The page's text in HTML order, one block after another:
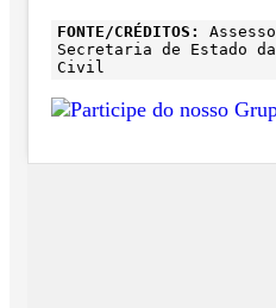
FONTE/CRÉDITOS:
Secretaria de Estado
Civil